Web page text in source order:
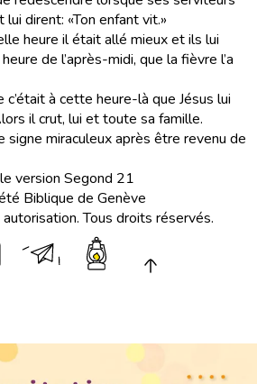
dirent: «Ton enfant vit.»
heure il était allé mieux et ils lui
de l’après-midi, que la fièvre l’a
à cette heure-là que Jésus lui
il crut, lui et toute sa famille.
signe miraculeux après être revenu de
version Segond 21
Biblique de Genève
Tous droits réservés.